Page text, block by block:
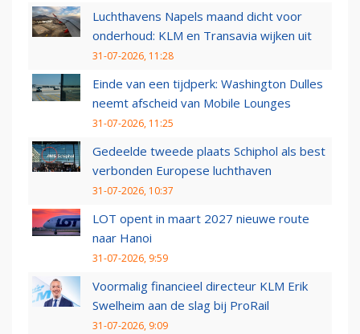
Luchthavens Napels maand dicht voor
onderhoud: KLM en Transavia wijken uit
31-07-2026, 11:28
Einde van een tijdperk: Washington Dulles
neemt afscheid van Mobile Lounges
31-07-2026, 11:25
Gedeelde tweede plaats Schiphol als best
verbonden Europese luchthaven
31-07-2026, 10:37
LOT opent in maart 2027 nieuwe route
naar Hanoi
31-07-2026, 9:59
Voormalig financieel directeur KLM Erik
Swelheim aan de slag bij ProRail
31-07-2026, 9:09